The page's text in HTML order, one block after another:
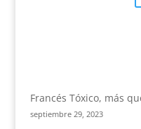
Francés Tóxico, más
septiembre 29, 2023